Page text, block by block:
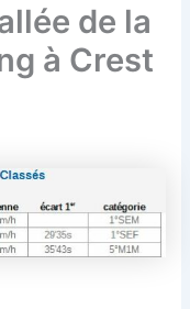
de la
à Crest